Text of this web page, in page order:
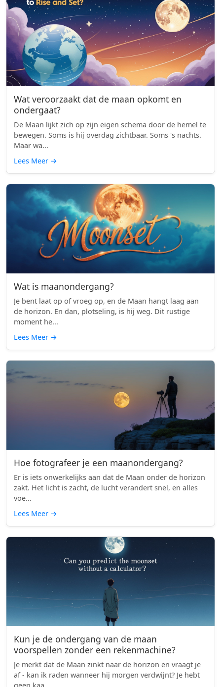
Wat veroorzaakt dat de maan opkomt en
ondergaat?
De Maan lijkt zich op zijn eigen schema door de hemel te
bewegen. Soms is hij overdag zichtbaar. Soms 's nachts.
Maar wa...
Lees Meer →
Wat is maanondergang?
Je bent laat op of vroeg op, en de Maan hangt laag aan
de horizon. En dan, plotseling, is hij weg. Dit rustige
moment he...
Lees Meer →
Hoe fotografeer je een maanondergang?
Er is iets onwerkelijks aan dat de Maan onder de horizon
zakt. Het licht is zacht, de lucht verandert snel, en alles
voe...
Lees Meer →
Kun je de ondergang van de maan
voorspellen zonder een rekenmachine?
Je merkt dat de Maan zinkt naar de horizon en vraagt je
af - kan ik raden wanneer hij morgen verdwijnt? Je hebt